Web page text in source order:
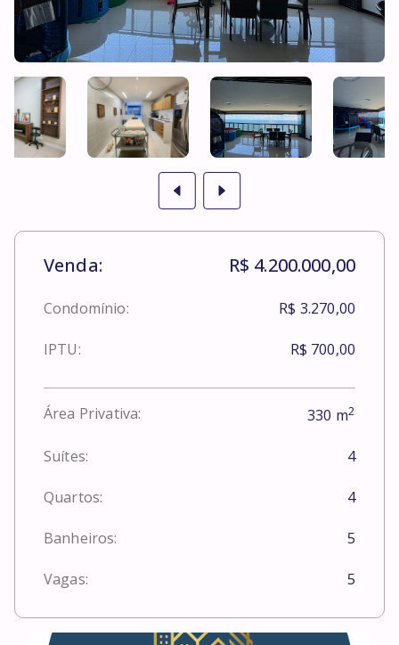
Venda: R$ 4.200.000,00
Condomínio: R$ 3.270,00
IPTU: R$ 700,00
Área Privativa: 330 m2
Suítes: 4
Quartos: 4
Banheiros: 5
Vagas: 5